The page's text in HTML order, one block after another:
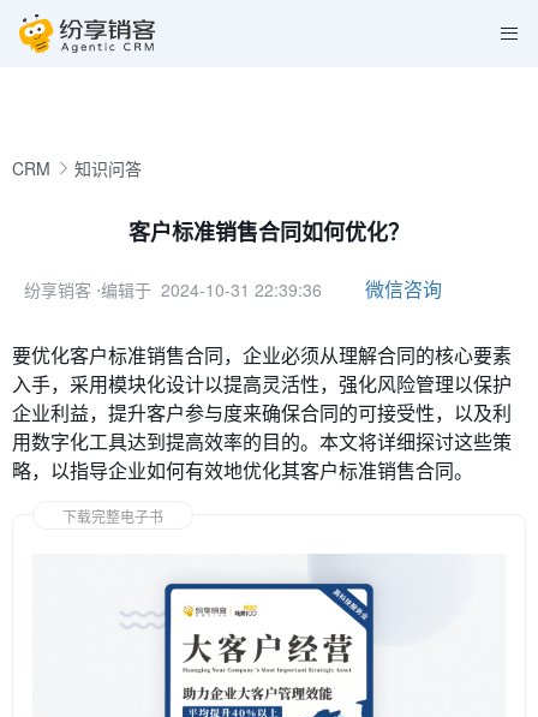
CRM 知识问答
客户标准销售合同如何优化？
纷享销客 ⋅编辑于 2024-10-31 22:39:36 微信咨询
要优化客户标准销售合同，企业必须从理解合同的核心要素
入手，采用模块化设计以提高灵活性，强化风险管理以保护
企业利益，提升客户参与度来确保合同的可接受性，以及利
用数字化工具达到提高效率的目的。本文将详细探讨这些策
略，以指导企业如何有效地优化其客户标准销售合同。
下载完整电子书